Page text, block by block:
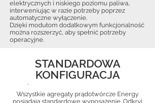
elektrycznych i niskiego poziomu paliwa,
interweniując w razie potrzeby poprzez
automatyczne wyłączenie.
Dzięki modułom dodatkowym funkcjonalność
można rozszerzyć, aby spełnić potrzeby
operacyjne.
STANDARDOWA
KONFIGURACJA
Wszystkie agregaty prądotwórcze Energy
posiadają standardowe wyposażenie. Odkryj